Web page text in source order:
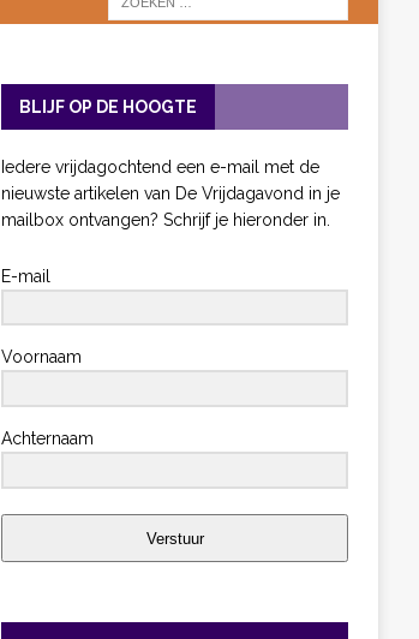
BLIJF OP DE HOOGTE
Iedere vrijdagochtend een e-mail met de
nieuwste artikelen van De Vrijdagavond in je
mailbox ontvangen? Schrijf je hieronder in.
E-mail
Voornaam
Achternaam
Verstuur